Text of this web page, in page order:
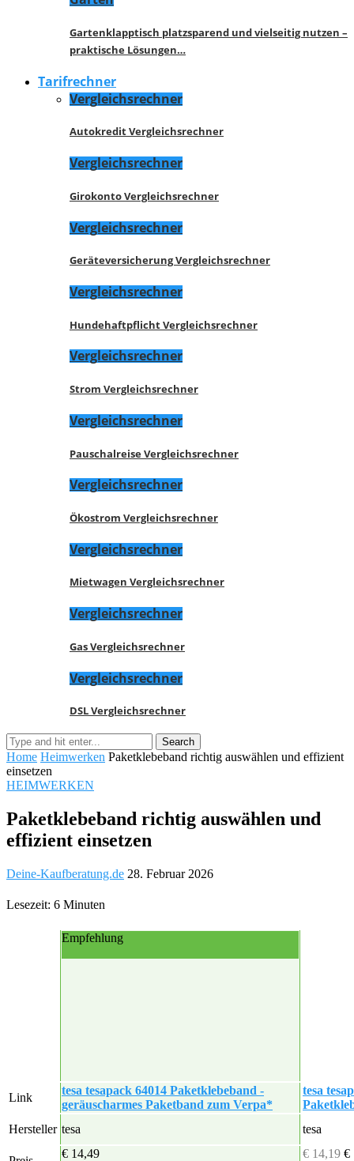
Gartenklapptisch platzsparend und vielseitig nutzen –
praktische Lösungen…
Tarifrechner
Vergleichsrechner
Autokredit Vergleichsrechner
Vergleichsrechner
Girokonto Vergleichsrechner
Vergleichsrechner
Geräteversicherung Vergleichsrechner
Vergleichsrechner
Hundehaftpflicht Vergleichsrechner
Vergleichsrechner
Strom Vergleichsrechner
Vergleichsrechner
Pauschalreise Vergleichsrechner
Vergleichsrechner
Ökostrom Vergleichsrechner
Vergleichsrechner
Mietwagen Vergleichsrechner
Vergleichsrechner
Gas Vergleichsrechner
Vergleichsrechner
DSL Vergleichsrechner
Home Heimwerken Paketklebeband richtig auswählen und effizient
einsetzen
HEIMWERKEN
Paketklebeband richtig auswählen und
effizient einsetzen
Deine-Kaufberatung.de 28. Februar 2026
Lesezeit: 6 Minuten
Empfehlung
Link
tesa tesapack 64014 Paketklebeband -
geräuscharmes Paketband zum Verpa*
tesa
Hersteller tesa tesa
€ 14,49
€ 14,19 €